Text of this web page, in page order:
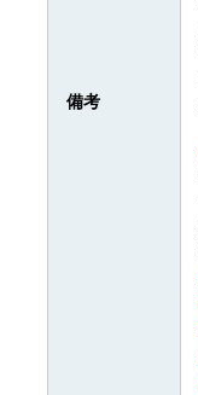
備考